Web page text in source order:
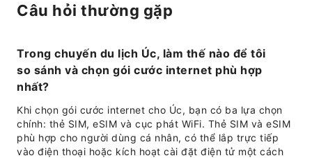
Câu hỏi thường gặp
Trong chuyến du lịch Úc, làm thế nào để tôi
so sánh và chọn gói cước internet phù hợp
nhất?
Khi chọn gói cước internet cho Úc, bạn có ba lựa chọn
chính: thẻ SIM, eSIM và cục phát WiFi. Thẻ SIM và eSIM
phù hợp cho người dùng cá nhân, có thể lắp trực tiếp
vào điện thoại hoặc kích hoạt cài đặt điện tử một cách